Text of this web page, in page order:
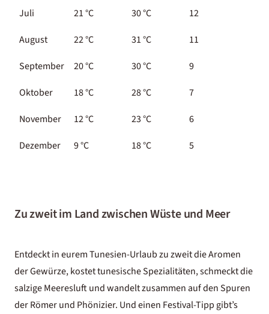
Juli
21 °C 30 °C 12
August
22 °C 31 °C 11
September
20 °C 30 °C 9
Oktober
18 °C 28 °C 7
November
12 °C 23 °C 6
Dezember
9 °C 18 °C 5
Zu zweit im Land zwischen Wüste und Meer
Entdeckt in eurem Tunesien-Urlaub zu zweit die Aromen
der Gewürze, kostet tunesische Spezialitäten, schmeckt die
salzige Meeresluft und wandelt zusammen auf den Spuren
der Römer und Phönizier. Und einen Festival-Tipp gibt’s